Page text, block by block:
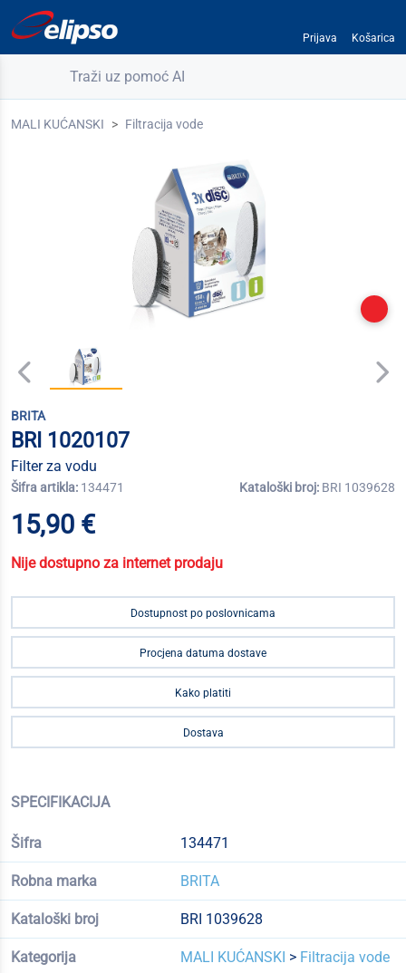
Prijava Košarica
Traži uz pomoć AI
MALI KUĆANSKI Filtracija vode
BRITA
BRI 1020107
Filter za vodu
Šifra artikla: 134471 Kataloški broj: BRI 1039628
15,90 €
Nije dostupno za internet prodaju
Dostupnost po poslovnicama
Procjena datuma dostave
Kako platiti
Dostava
SPECIFIKACIJA
Šifra 134471
Robna marka BRITA
Kataloški broj BRI 1039628
Kategorija MALI KUĆANSKI > Filtracija vode